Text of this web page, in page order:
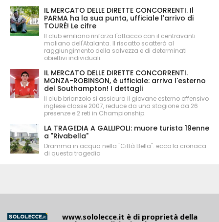
IL MERCATO DELLE DIRETTE CONCORRENTI. Il
PARMA ha la sua punta, ufficiale l'arrivo di
TOURÉ! Le cifre
Il club emiliano rinforza l'attacco con il centravanti
maliano dell'Atalanta. Il riscatto scatterà al
raggiungimento della salvezza e di determinati
obiettivi individuali.
IL MERCATO DELLE DIRETTE CONCORRENTI.
MONZA-ROBINSON, è ufficiale: arriva l'esterno
del Southampton! I dettagli
Il club brianzolo si assicura il giovane esterno offensivo
inglese classe 2007, reduce da una stagione da 26
presenze e 2 reti in Championship.
LA TRAGEDIA A GALLIPOLI: muore turista 19enne
a "Rivabella"
Dramma in acqua nella "Città Bella": ecco la cronaca
di questa tragedia
www.sololecce.it è di proprietà della